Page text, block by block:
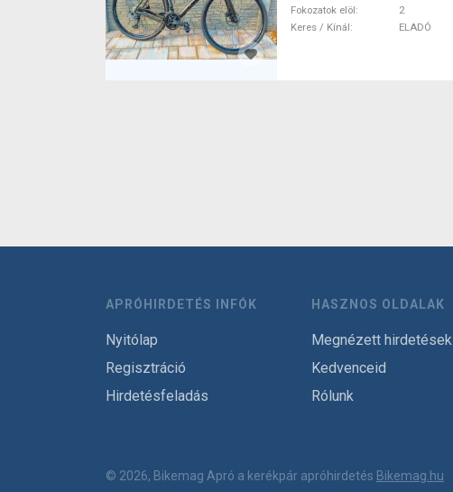
Fokozatok elöl
2
Keres / Kínál
ELADÓ
APRÓHIRDETÉS INFÓK
Nyitólap
Regisztráció
Hirdetésfeladás
HASZNOS OLDALAK
Megnézett hirdetések
Kedvenceid
Rólunk
© 2026, Bikemag Apró a kerékpár apróhirdetés Bikemag.hu